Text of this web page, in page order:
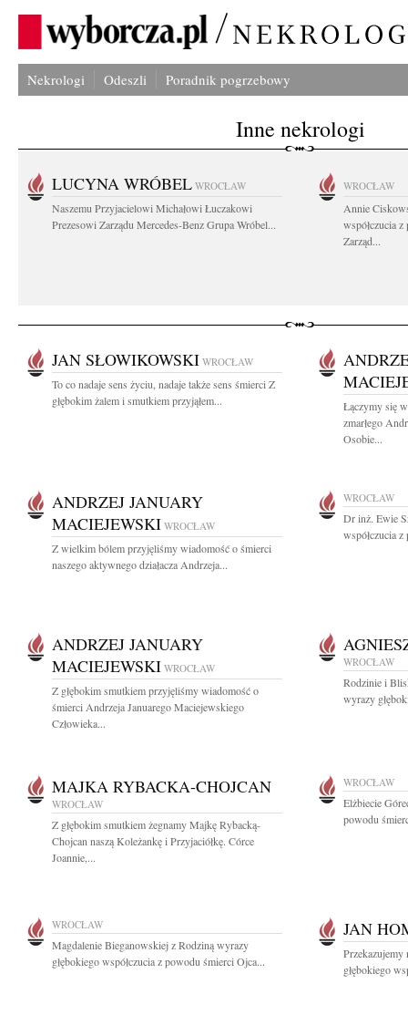
Nekrologi Odeszli Poradnik pogrzebowy
Inne nekrologi
LUCYNA WRÓBEL WROCŁAW
Naszemu Przyjacielowi Michałowi Łuczakowi
Prezesowi Zarządu Mercedes-Benz Grupa Wróbel...
WROCŁAW
Annie
współczucia
Zarząd...
JAN SŁOWIKOWSKI WROCŁAW
To co nadaje sens życiu, nadaje także sens śmierci Z
głębokim żalem i smutkiem przyjąłem...
Łączymy się
zmarłego
Osobie...
ANDRZEJ JANUARY
MACIEJEWSKI WROCŁAW
Z wielkim bólem przyjęliśmy wiadomość o śmierci
naszego aktywnego działacza Andrzeja...
WROCŁAW
Dr inż. Ewie
współczucia
ANDRZEJ JANUARY
MACIEJEWSKI WROCŁAW
Z głębokim smutkiem przyjęliśmy wiadomość o
śmierci Andrzeja Januarego Maciejewskiego
Człowieka...
WROCŁAW
Rodzinie i
wyrazy
MAJKA RYBACKA-CHOJCAN
WROCŁAW
Z głębokim smutkiem żegnamy Majkę Rybacką-
Chojcan naszą Koleżankę i Przyjaciółkę. Córce
Joannie,...
WROCŁAW
Elżbiecie
powodu
WROCŁAW
Magdalenie Bieganowskiej z Rodziną wyrazy
głębokiego współczucia z powodu śmierci Ojca...
JAN
głębokiego